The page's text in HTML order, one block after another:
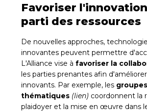
Favoriser
parti des ressources
De nouvelles approches,
innovantes peuvent permettre
L'Alliance vise à favoriser la
les parties prenantes afin
innovants. Par exemple, les
thématiques (lien)coordonnent la
plaidoyer et la mise en œuvre dans